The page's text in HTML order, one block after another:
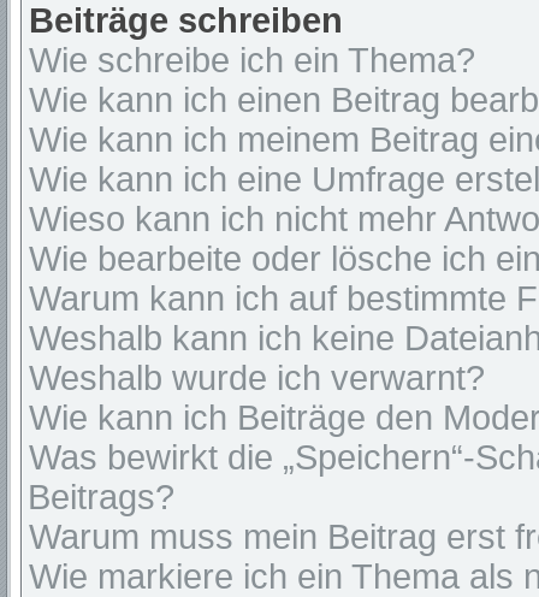
Beiträge schreiben
Wie schreibe ich ein Thema?
Wie kann ich einen Beitrag
Wie kann ich meinem Beitrag
Wie kann ich eine Umfrage
Wieso kann ich nicht mehr
Wie bearbeite oder lösche ich
Warum kann ich auf bestimmte
Weshalb kann ich keine
Weshalb wurde ich verwarnt?
Wie kann ich Beiträge den
Was bewirkt die „Speichern“-
Beitrags?
Warum muss mein Beitrag erst
Wie markiere ich ein Thema als